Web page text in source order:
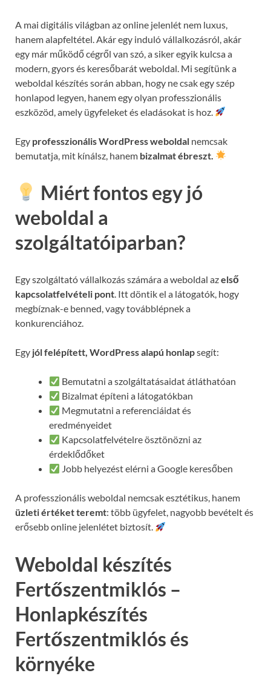
A mai digitális világban az online jelenlét nem luxus,
hanem alapfeltétel. Akár egy induló vállalkozásról, akár
egy már működő cégről van szó, a siker egyik kulcsa a
modern, gyors és keresőbarát weboldal. Mi segítünk a
weboldal készítés során abban, hogy ne csak egy szép
honlapod legyen, hanem egy olyan professzionális
eszközöd, amely ügyfeleket és eladásokat is hoz.
Egy professzionális WordPress weboldal nemcsak
bemutatja, mit kínálsz, hanem bizalmat ébreszt.
Miért fontos egy jó
weboldal a
szolgáltatóiparban?
Egy szolgáltató vállalkozás számára a weboldal azelső
kapcsolatfelvételi pont. Itt döntik el a látogatók, hogy
megbíznak-e benned, vagy továbblépnek a
konkurenciához.
Egy jól felépített, WordPress alapú honlapsegít:
Bemutatni a szolgáltatásaidat átláthatóan
Bizalmat építeni a látogatókban
Megmutatni a referenciáidat és
eredményeidet
Kapcsolatfelvételre ösztönözni az
érdeklődőket
Jobb helyezést elérni a Google keresőben
A professzionális weboldal nemcsak esztétikus, hanem
üzleti értéket teremt: több ügyfelet, nagyobb bevételt és
erősebb online jelenlétet biztosít.
Weboldal készítés
Fertőszentmiklós –
Honlapkészítés
Fertőszentmiklós és
környéke